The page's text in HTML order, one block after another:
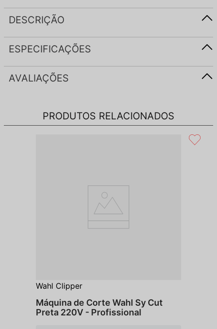
DESCRIÇÃO
ESPECIFICAÇÕES
AVALIAÇÕES
PRODUTOS RELACIONADOS
Wahl Clipper
Máquina de Corte Wahl Sy Cut
Preta 220V - Profissional